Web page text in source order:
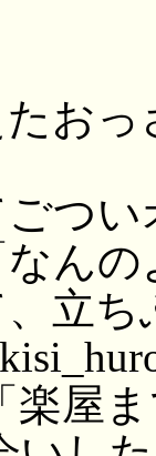
お
つい
んの
立
楽屋